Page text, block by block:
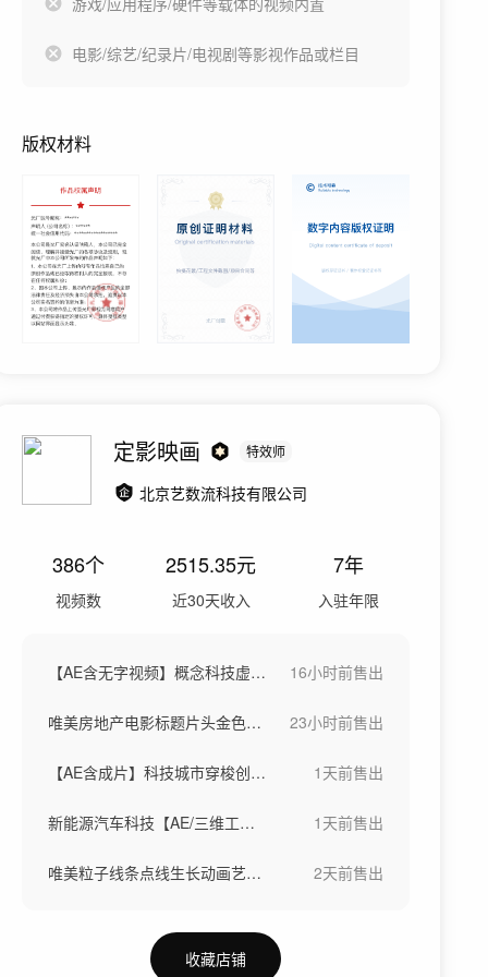
电影/综艺/纪录片/电视剧等影视作品或栏目
版权材料
定影映画 特效师
北京艺数流科技有限公司
386个
视频数
2515.35元
近30天收入
7年
入驻年限
【AE含无字视频】概念科技虚拟城市芯片 16小时前售出
唯美房地产电影标题片头金色文字标题字幕 23小时前售出
【AE含成片】科技城市穿梭创意概念大数据 1天前售出
新能源汽车科技【AE/三维工程/成片】 1天前售出
唯美粒子线条点线生长动画艺术概念创意视频 2天前售出
收藏店铺